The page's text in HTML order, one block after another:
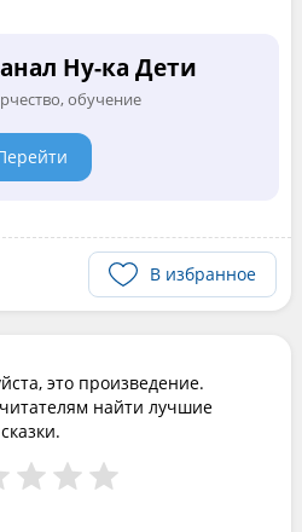
Ну-ка Дети
обучение
В избранное
это произведение.
найти лучшие
сказки.